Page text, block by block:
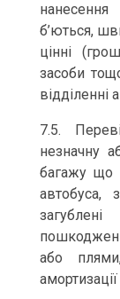
б’ються,
цінні
засоби
відділенні
7.5.
незначну
багажу що
автобуса,
або